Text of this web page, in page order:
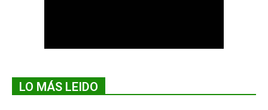
LO MÁS LEIDO